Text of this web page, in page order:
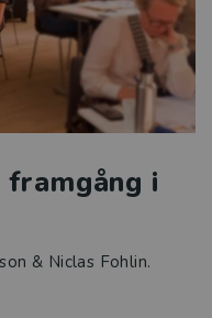
i
& Niclas Fohlin.